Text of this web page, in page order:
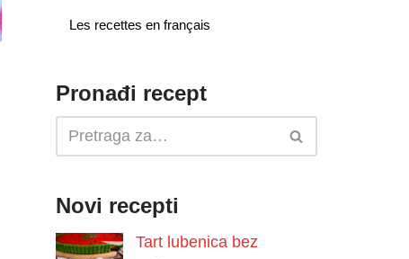
Les recettes en français
Pronađi recept
Novi recepti
Tart lubenica bez